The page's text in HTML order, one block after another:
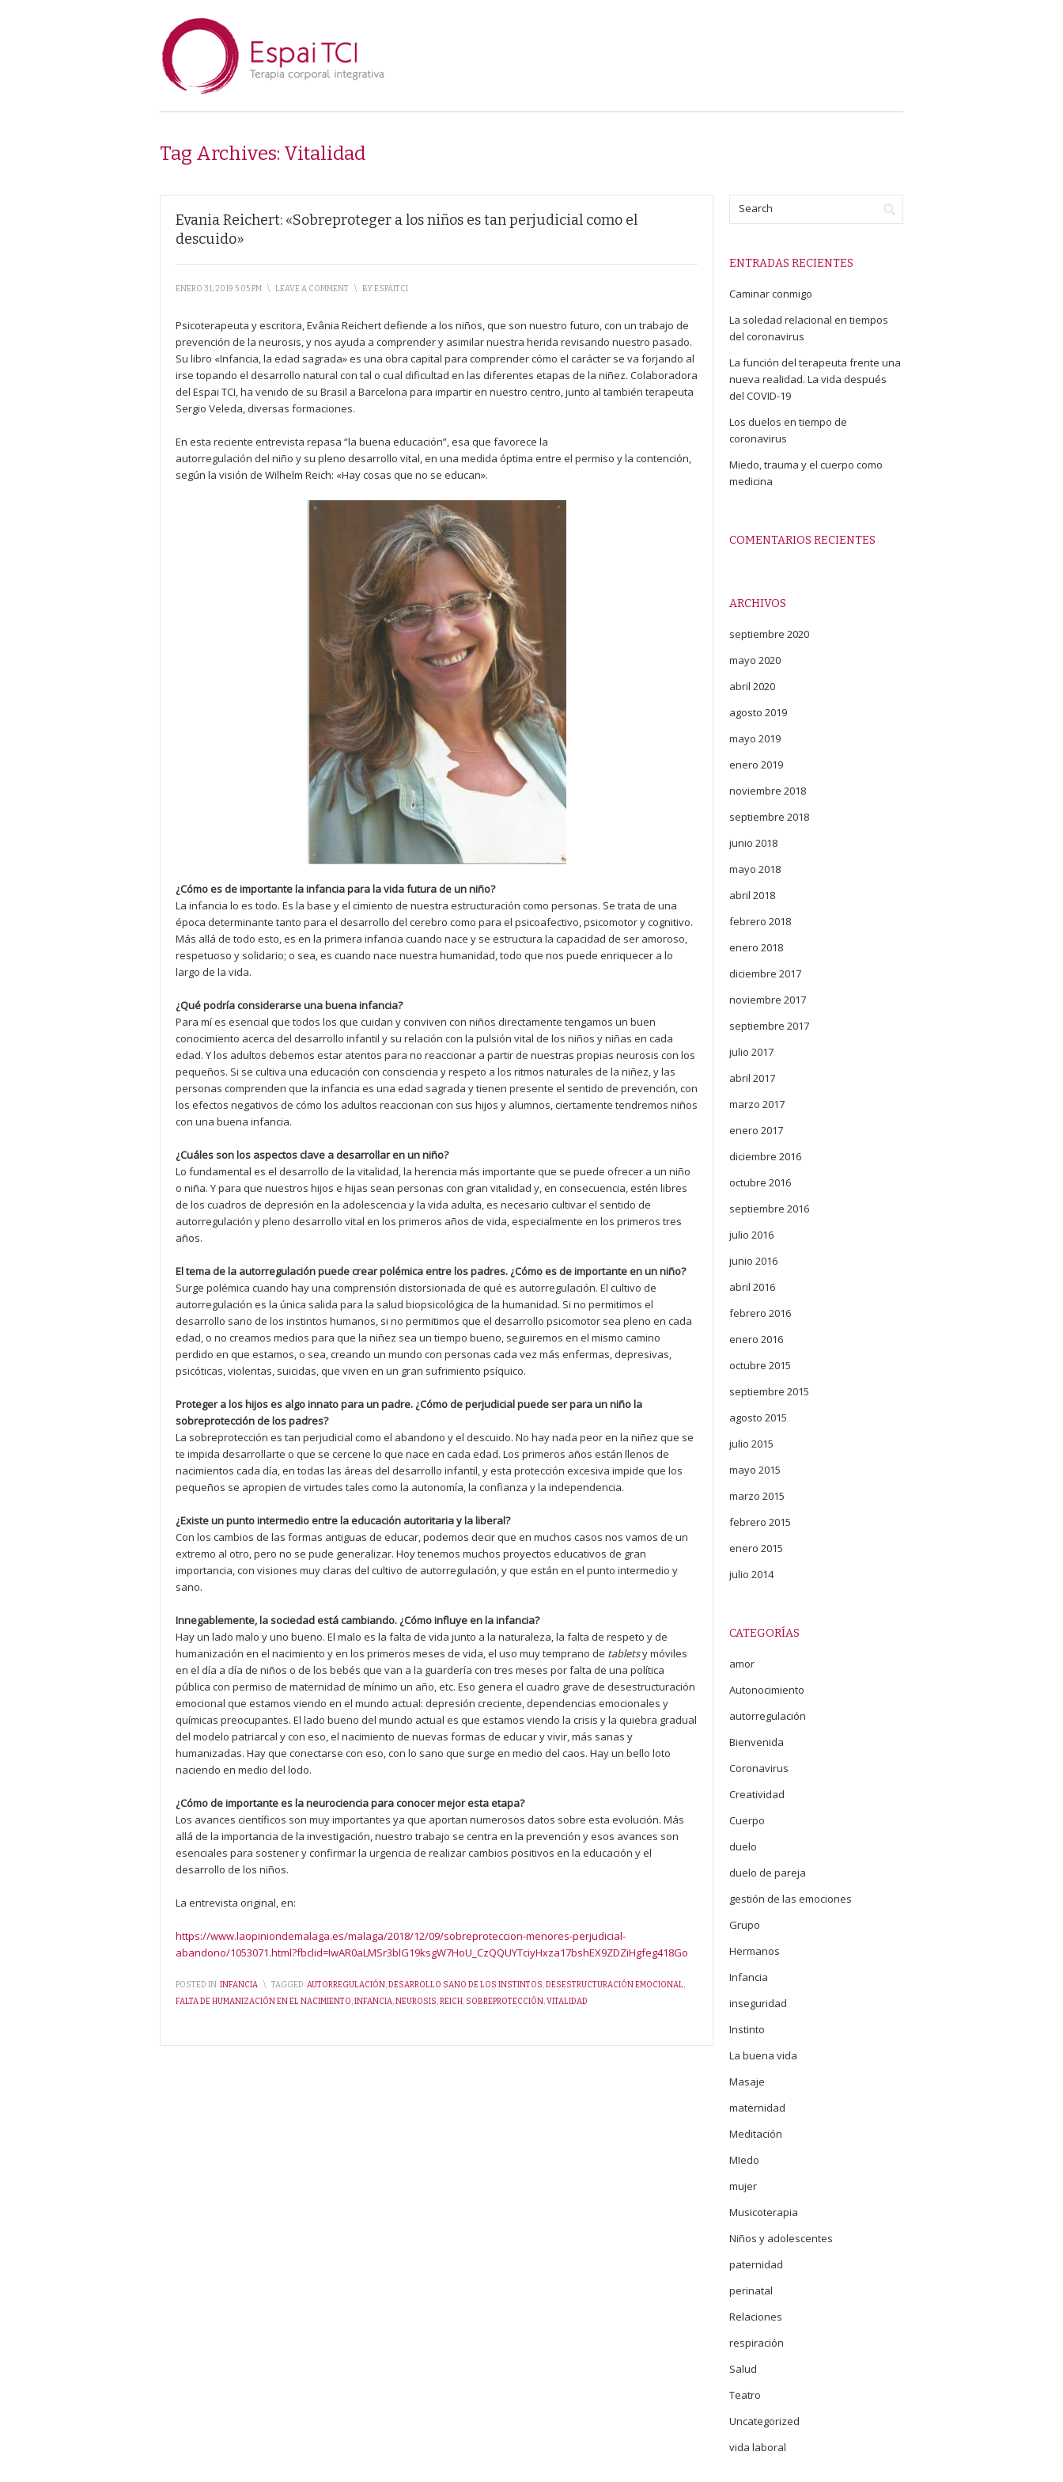
Tag Archives: Vitalidad
Evania Reichert: «Sobreproteger a los niños es tan perjudicial como el
descuido»
ENERO 31, 2019 5:05 PM \ LEAVE A COMMENT \ BYESPAITCI
Psicoterapeuta y escritora, Evânia Reichert defiende a los niños, que son nuestro futuro, con un trabajo de
prevención de la neurosis, y nos ayuda a comprender y asimilar nuestra herida revisando nuestro pasado.
Su libro «Infancia, la edad sagrada» es una obra capital para comprender cómo el carácter se va forjando al
irse topando el desarrollo natural con tal o cual dificultad en las diferentes etapas de la niñez. Colaboradora
del Espai TCI, ha venido de su Brasil a Barcelona para impartir en nuestro centro, junto al también terapeuta
Sergio Veleda, diversas formaciones.
En esta reciente entrevista repasa “la buena educación”, esa que favorece la
autorregulación del niño y su pleno desarrollo vital, en una medida óptima entre el permiso y la contención,
según la visión de Wilhelm Reich: «Hay cosas que no se educan».
¿Cómo es de importante la infancia para la vida futura de un niño?
La infancia lo es todo. Es la base y el cimiento de nuestra estructuración como personas. Se trata de una
época determinante tanto para el desarrollo del cerebro como para el psicoafectivo, psicomotor y cognitivo.
Más allá de todo esto, es en la primera infancia cuando nace y se estructura la capacidad de ser amoroso,
respetuoso y solidario; o sea, es cuando nace nuestra humanidad, todo que nos puede enriquecer a lo
largo de la vida.
¿Qué podría considerarse una buena infancia?
Para mí es esencial que todos los que cuidan y conviven con niños directamente tengamos un buen
conocimiento acerca del desarrollo infantil y su relación con la pulsión vital de los niños y niñas en cada
edad. Y los adultos debemos estar atentos para no reaccionar a partir de nuestras propias neurosis con los
pequeños. Si se cultiva una educación con consciencia y respeto a los ritmos naturales de la niñez, y las
personas comprenden que la infancia es una edad sagrada y tienen presente el sentido de prevención, con
los efectos negativos de cómo los adultos reaccionan con sus hijos y alumnos, ciertamente tendremos niños
con una buena infancia.
¿Cuáles son los aspectos clave a desarrollar en un niño?
Lo fundamental es el desarrollo de la vitalidad, la herencia más importante que se puede ofrecer a un niño
o niña. Y para que nuestros hijos e hijas sean personas con gran vitalidad y, en consecuencia, estén libres
de los cuadros de depresión en la adolescencia y la vida adulta, es necesario cultivar el sentido de
autorregulación y pleno desarrollo vital en los primeros años de vida, especialmente en los primeros tres
años.
El tema de la autorregulación puede crear polémica entre los padres. ¿Cómo es de importante en un niño?
Surge polémica cuando hay una comprensión distorsionada de qué es autorregulación. El cultivo de
autorregulación es la única salida para la salud biopsicológica de la humanidad. Si no permitimos el
desarrollo sano de los instintos humanos, si no permitimos que el desarrollo psicomotor sea pleno en cada
edad, o no creamos medios para que la niñez sea un tiempo bueno, seguiremos en el mismo camino
perdido en que estamos, o sea, creando un mundo con personas cada vez más enfermas, depresivas,
psicóticas, violentas, suicidas, que viven en un gran sufrimiento psíquico.
Proteger a los hijos es algo innato para un padre. ¿Cómo de perjudicial puede ser para un niño la
sobreprotección de los padres?
La sobreprotección es tan perjudicial como el abandono y el descuido. No hay nada peor en la niñez que se
te impida desarrollarte o que se cercene lo que nace en cada edad. Los primeros años están llenos de
nacimientos cada día, en todas las áreas del desarrollo infantil, y esta protección excesiva impide que los
pequeños se apropien de virtudes tales como la autonomía, la confianza y la independencia.
¿Existe un punto intermedio entre la educación autoritaria y la liberal?
Con los cambios de las formas antiguas de educar, podemos decir que en muchos casos nos vamos de un
extremo al otro, pero no se pude generalizar. Hoy tenemos muchos proyectos educativos de gran
importancia, con visiones muy claras del cultivo de autorregulación, y que están en el punto intermedio y
sano.
Innegablemente, la sociedad está cambiando. ¿Cómo influye en la infancia?
Hay un lado malo y uno bueno. El malo es la falta de vida junto a la naturaleza, la falta de respeto y de
humanización en el nacimiento y en los primeros meses de vida, el uso muy temprano de tabletsy móviles
en el día a día de niños o de los bebés que van a la guardería con tres meses por falta de una política
pública con permiso de maternidad de mínimo un año, etc. Eso genera el cuadro grave de desestructuración
emocional que estamos viendo en el mundo actual: depresión creciente, dependencias emocionales y
químicas preocupantes. El lado bueno del mundo actual es que estamos viendo la crisis y la quiebra gradual
del modelo patriarcal y con eso, el nacimiento de nuevas formas de educar y vivir, más sanas y
humanizadas. Hay que conectarse con eso, con lo sano que surge en medio del caos. Hay un bello loto
naciendo en medio del lodo.
¿Cómo de importante es la neurociencia para conocer mejor esta etapa?
Los avances científicos son muy importantes ya que aportan numerosos datos sobre esta evolución. Más
allá de la importancia de la investigación, nuestro trabajo se centra en la prevención y esos avances son
esenciales para sostener y confirmar la urgencia de realizar cambios positivos en la educación y el
desarrollo de los niños.
La entrevista original, en:
https://www.laopiniondemalaga.es/malaga/2018/12/09/sobreproteccion-menores-perjudicial-
abandono/1053071.html?fbclid=IwAR0aLMSr3blG19ksgW7HoU_CzQQUYTciyHxza17bshEX9ZDZiHgfeg418Go
POSTED IN:INFANCIA \ TAGGED:AUTORREGULACIÓN,DESARROLLO SANO DE LOS INSTINTOS,DESESTRUCTURACIÓN EMOCIONAL,
FALTA DE HUMANIZACIÓN EN EL NACIMIENTO,INFANCIA,NEUROSIS,REICH, SOBREPROTECCIÓN,VITALIDAD
ENTRADAS RECIENTES
Caminar conmigo
La soledad relacional en tiempos
del coronavirus
La función del terapeuta frente una
nueva realidad. La vida después
del COVID-19
Los duelos en tiempo de
coronavirus
Miedo, trauma y el cuerpo como
medicina
COMENTARIOS RECIENTES
ARCHIVOS
septiembre 2020
mayo 2020
abril 2020
agosto 2019
mayo 2019
enero 2019
noviembre 2018
septiembre 2018
junio 2018
mayo 2018
abril 2018
febrero 2018
enero 2018
diciembre 2017
noviembre 2017
septiembre 2017
julio 2017
abril 2017
marzo 2017
enero 2017
diciembre 2016
octubre 2016
septiembre 2016
julio 2016
junio 2016
abril 2016
febrero 2016
enero 2016
octubre 2015
septiembre 2015
agosto 2015
julio 2015
mayo 2015
marzo 2015
febrero 2015
enero 2015
julio 2014
CATEGORÍAS
amor
Autonocimiento
autorregulación
Bienvenida
Coronavirus
Creatividad
Cuerpo
duelo
duelo de pareja
gestión de las emociones
Grupo
Hermanos
Infancia
inseguridad
Instinto
La buena vida
Masaje
maternidad
Meditación
MIedo
mujer
Musicoterapia
Niños y adolescentes
paternidad
perinatal
Relaciones
respiración
Salud
Teatro
Uncategorized
vida laboral